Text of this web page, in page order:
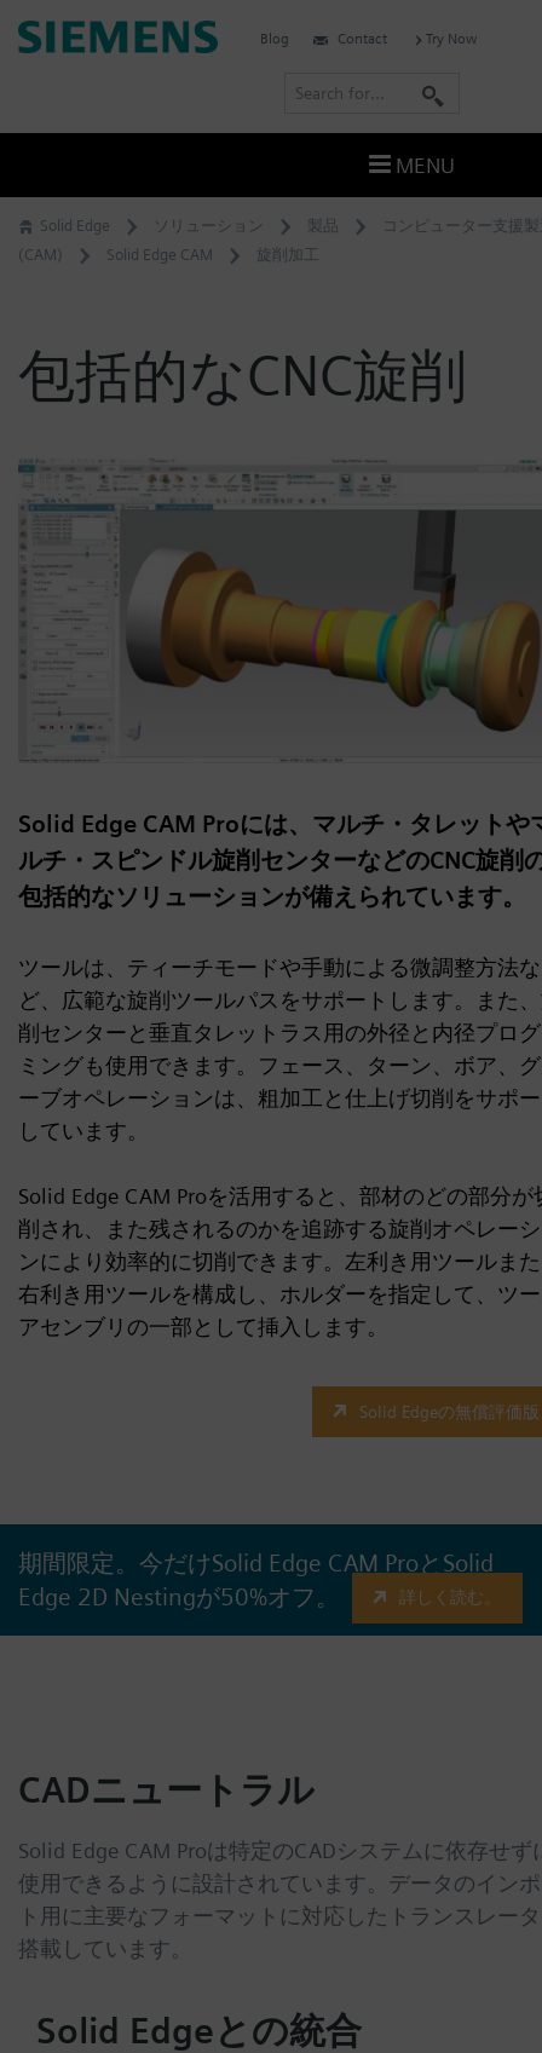
Skip
to
Solid Edge ソリューション 製品
コンピューター支援
(CAM)
Solid Edge CAM 旋削加工
包括的なCNC旋削
Solid Edge CAM Proには、マルチ・タレットや
ルチ・スピンドル旋削センターなどのCNC旋削
包括的なソリューションが備えられています。
ツールは、ティーチモードや手動による微調整方法な
ど、広範な旋削ツールパスをサポートします。また
削センターと垂直タレットラス用の外径と内径プロ
ミングも使用できます。フェース、ターン、ボア、
ーブオペレーションは、粗加工と仕上げ切削をサポ
しています。
Solid Edge CAM Proを活用すると、部材のどの部分が
削され、また残されるのかを追跡する旋削オペレー
ンにより効率的に切削できます。左利き用ツールま
右利き用ツールを構成し、ホルダーを指定して、ツ
アセンブリの一部として挿入します。
Solid Edgeの無償評価版
期間限定。今だけSolid Edge CAM ProとSolid
Edge 2D Nestingが50%オフ。
詳しく読む。
CADニュートラル
Solid Edge CAM Proは特定のCADシステムに依存せず
使用できるように設計されています。データのイン
ト用に主要なフォーマットに対応したトランスレー
搭載しています。
Solid Edgeとの統合
Siemens
Blog Contact Try Now
r
c
h
MENU